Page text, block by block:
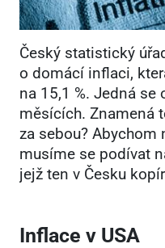
Český statistický
o domácí inflaci,
na 15,1 %. Jedná
měsících. Znamená
za sebou? Abychom
musíme se podívat
jejž ten v Česku
Inflace v USA